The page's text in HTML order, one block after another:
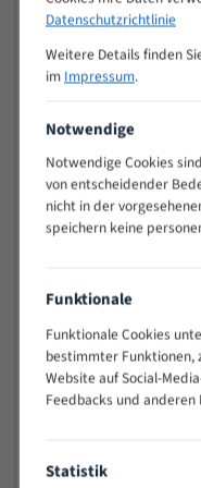
M (mm)
Zoll
25
10/
15 - 40
25 - 50
50 - 120
4/6
80 - 180
3/4
130 -
2/3
450
200 -
600
1,1/
> 500
0,75/
Vorteile:
Anwendungen
Datenschutzrichtlinie
Weitere Details finden
im Impressum.
Notwendige
Notwendige Cookies
von entscheidender
nicht in der
speichern keine
Funktionale
Funktionale Cookies
bestimmter Funktionen,
Website auf Social-
Feedbacks und
Statistik